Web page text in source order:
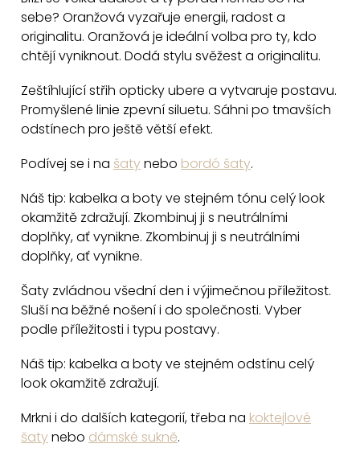
l
á
d
c
í
p
r
v
k
y
v
p
i
s
sebe? Oranžová vyzařuje energii, radost a
originalitu. Oranžová je ideální volba pro ty, kdo
chtějí vyniknout. Dodá stylu svěžest a originalitu.
Zeštíhlující střih opticky ubere a vytvaruje postavu.
Promyšlené linie zpevní siluetu. Sáhni po tmavších
odstínech pro ještě větší efekt.
Podívej se i na šatynebo bordó šaty.
Náš tip: kabelka a boty ve stejném tónu celý look
okamžitě zdražují. Zkombinuj ji s neutrálními
doplňky, ať vynikne. Zkombinuj ji s neutrálními
doplňky, ať vynikne.
Šaty zvládnou všední den i výjimečnou příležitost.
Sluší na běžné nošení i do společnosti. Vyber
podle příležitosti i typu postavy.
Náš tip: kabelka a boty ve stejném odstínu celý
look okamžitě zdražují.
Mrkni i do dalších kategorií, třeba na koktejlové
šatynebo dámské sukně.